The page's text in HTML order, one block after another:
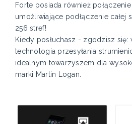
Forte posiada również połączenie
umożliwiające podłączenie całej
256 stref!
Kiedy posłuchasz - zgodzisz się:
technologia przesyłania
idealnym towarzyszem dla
marki Martin Logan.